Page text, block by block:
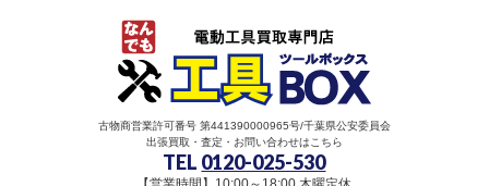
古物商営業許可番号 第441390000965号/千葉県公安委員会
出張買取・査定・お問い合わせはこちら
TEL 0120-025-530